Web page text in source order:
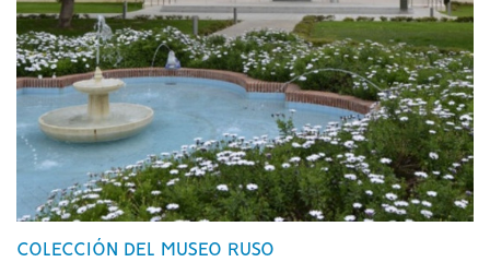
COLECCIÓN DEL MUSEO RUSO